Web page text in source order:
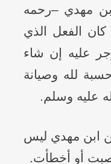
مهدي –رحمه
الفعل الذي
عليه إن شاء
لله وصيانة
عليه وسلم.
عن ابن مهدي ليس
أو أخطأت.